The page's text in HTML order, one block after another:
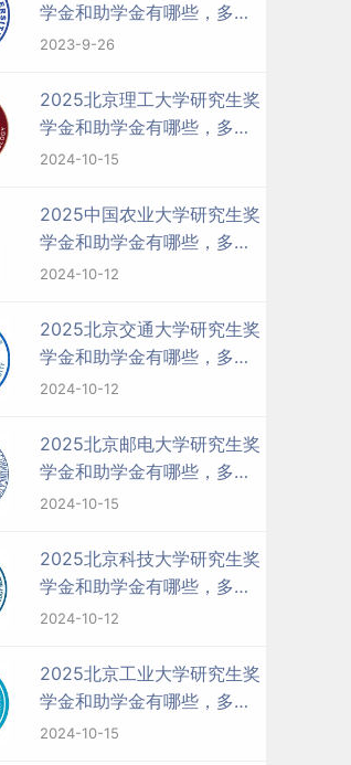
学金和助学金有哪些，多少
钱？
2023-9-26
2025北京理工大学研究生奖
学金和助学金有哪些，多少
钱？
2024-10-15
2025中国农业大学研究生奖
学金和助学金有哪些，多少
钱？
2024-10-12
2025北京交通大学研究生奖
学金和助学金有哪些，多少
钱？
2024-10-12
2025北京邮电大学研究生奖
学金和助学金有哪些，多少
钱？
2024-10-15
2025北京科技大学研究生奖
学金和助学金有哪些，多少
钱？
2024-10-12
2025北京工业大学研究生奖
学金和助学金有哪些，多少
钱？
2024-10-15